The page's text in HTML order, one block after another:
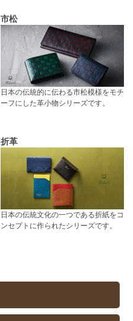
市松
日本の伝統的に伝わる市松模様をモチ
ーフにした革小物シリーズです。
折革
日本の伝統文化の一つである折紙をコ
ンセプトに作られたシリーズです。